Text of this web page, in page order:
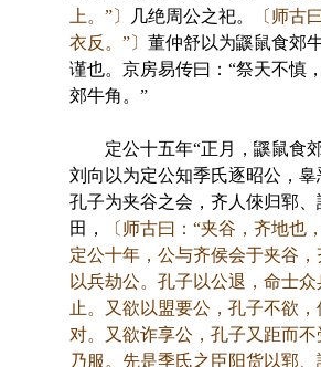
上。”〕
几绝周公之祀。
〔师古
衣反。”〕 董仲舒以为鼷鼠食郊
谨也。京房易传曰：“祭天不慎
郊牛角。”
定公十五年“正月，鼷鼠食郊
刘向以为定公知季氏逐昭公，辠
孔子为夹谷之会，齐人倈归郓、
田，
〔师古曰：“夹谷，齐地也
定公十年，公与齐侯会于夹谷，
以兵劫公。孔子以公退，命士
止。又欲以盟要公，孔子不欲
对。又欲诈享公，孔子又距而不
乃服。先是季氏之臣阳货以郓、